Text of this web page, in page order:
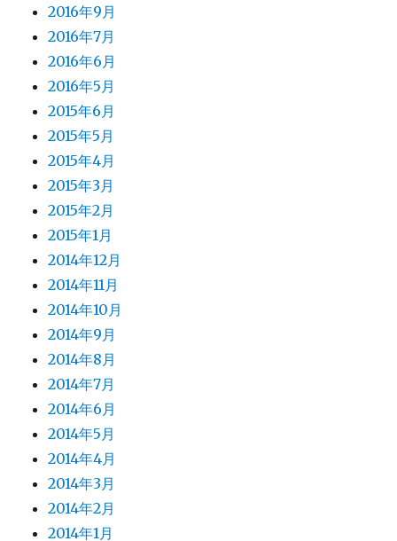
2016年9月
2016年7月
2016年6月
2016年5月
2015年6月
2015年5月
2015年4月
2015年3月
2015年2月
2015年1月
2014年12月
2014年11月
2014年10月
2014年9月
2014年8月
2014年7月
2014年6月
2014年5月
2014年4月
2014年3月
2014年2月
2014年1月